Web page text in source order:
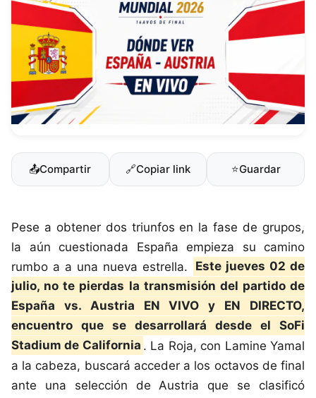
📤Compartir 🔗Copiar link ⭐Guardar
Pese a obtener dos triunfos en la fase de grupos,
la aún cuestionada España empieza su camino
rumbo a a una nueva estrella.
Este jueves 02 de
julio, no te pierdas la transmisión del partido de
España vs. Austria EN VIVO y EN DIRECTO,
encuentro que se desarrollará desde el SoFi
Stadium de California . La Roja, con Lamine Yamal
a la cabeza, buscará acceder a los octavos de final
ante una selección de Austria que se clasificó